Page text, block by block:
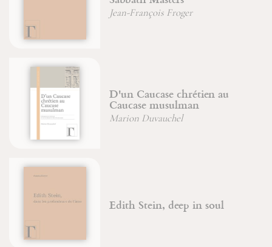
Jean-François Froger
D'un Caucase chrétien au
Caucase musulman
Marion Duvauchel
Edith Stein, deep in soul